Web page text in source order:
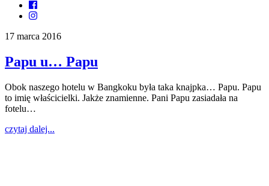
17 marca 2016
Papu u… Papu
Obok naszego hotelu w Bangkoku była taka knajpka… Papu. Papu
to imię właścicielki. Jakże znamienne. Pani Papu zasiadała na
fotelu…
czytaj dalej...